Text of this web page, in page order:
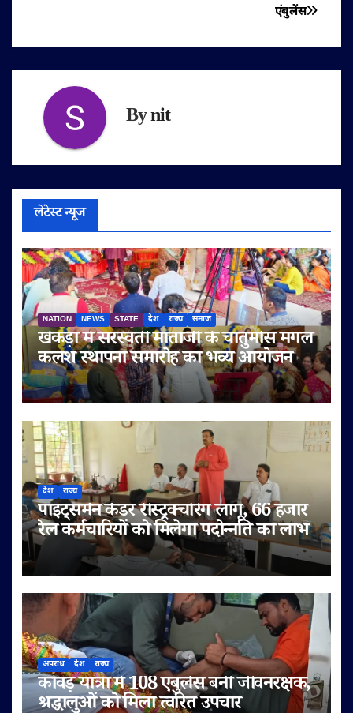
एंबुलेंस
Bynit
लेटेस्ट न्यूज
NATION NEWS STATE देश राज्य समाज
खेकड़ा में सरस्वती माताजी के चातुर्मास मंगल
कलश स्थापना समारोह का भव्य आयोजन
देश राज्य
पॉइंट्समैन कैडर रीस्ट्रक्चरिंग लागू, 66 हजार
रेल कर्मचारियों को मिलेगा पदोन्नति का लाभ
अपराध देश राज्य
कांवड़ यात्रा में 108 एंबुलेंस बनी जीवनरक्षक,
श्रद्धालुओं को मिला त्वरित उपचार